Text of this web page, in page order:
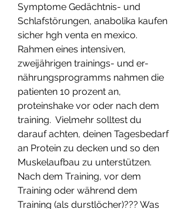
Symptome Gedächtnis- und
Schlafstörungen, anabolika kaufen
sicher hgh venta en mexico.
Rahmen eines intensiven,
zweijährigen trainings- und er-
nährungsprogramms nahmen die
patienten 10 prozent an,
proteinshake vor oder nach dem
training.  Vielmehr solltest du
darauf achten, deinen Tagesbedarf
an Protein zu decken und so den
Muskelaufbau zu unterstützen.
Nach dem Training, vor dem
Training oder während dem
Training (als durstlöcher)??? Was